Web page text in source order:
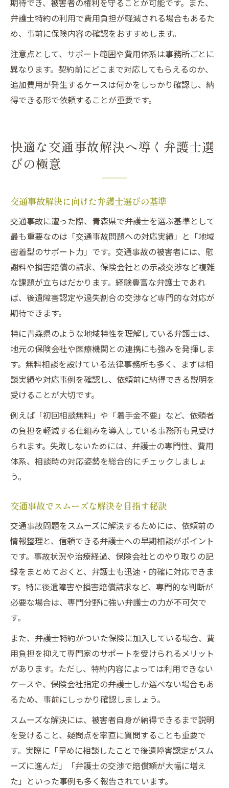
期待でき、被害者の権利を守ることが可能です。また、
弁護士特約の利用で費用負担が軽減される場合もあるた
め、事前に保険内容の確認をおすすめします。
注意点として、サポート範囲や費用体系は事務所ごとに
異なります。契約前にどこまで対応してもらえるのか、
追加費用が発生するケースは何かをしっかり確認し、納
得できる形で依頼することが重要です。
快適な交通事故解決へ導く弁護士選
びの極意
交通事故解決に向けた弁護士選びの基準
交通事故に遭った際、青森県で弁護士を選ぶ基準として
最も重要なのは「交通事故問題への対応実績」と「地域
密着型のサポート力」です。交通事故の被害者には、慰
謝料や損害賠償の請求、保険会社との示談交渉など複雑
な課題が立ちはだかります。経験豊富な弁護士であれ
ば、後遺障害認定や過失割合の交渉など専門的な対応が
期待できます。
特に青森県のような地域特性を理解している弁護士は、
地元の保険会社や医療機関との連携にも強みを発揮しま
す。無料相談を設けている法律事務所も多く、まずは相
談実績や対応事例を確認し、依頼前に納得できる説明を
受けることが大切です。
例えば「初回相談無料」や「着手金不要」など、依頼者
の負担を軽減する仕組みを導入している事務所も見受け
られます。失敗しないためには、弁護士の専門性、費用
体系、相談時の対応姿勢を総合的にチェックしましょ
う。
交通事故でスムーズな解決を目指す秘訣
交通事故問題をスムーズに解決するためには、依頼前の
情報整理と、信頼できる弁護士への早期相談がポイント
です。事故状況や治療経過、保険会社とのやり取りの記
録をまとめておくと、弁護士も迅速・的確に対応できま
す。特に後遺障害や損害賠償請求など、専門的な判断が
必要な場合は、専門分野に強い弁護士の力が不可欠で
す。
また、弁護士特約がついた保険に加入している場合、費
用負担を抑えて専門家のサポートを受けられるメリット
があります。ただし、特約内容によっては利用できない
ケースや、保険会社指定の弁護士しか選べない場合もあ
るため、事前にしっかり確認しましょう。
スムーズな解決には、被害者自身が納得できるまで説明
を受けること、疑問点を率直に質問することも重要で
す。実際に「早めに相談したことで後遺障害認定がスム
ーズに進んだ」「弁護士の交渉で賠償額が大幅に増え
た」といった事例も多く報告されています。